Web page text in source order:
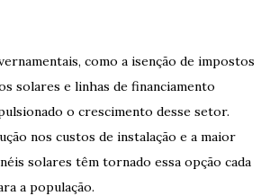
como a isenção de impostos
solares e linhas de financiamento
o crescimento desse setor.
nos custos de instalação e a maior
solares têm tornado essa opção cada
a população.